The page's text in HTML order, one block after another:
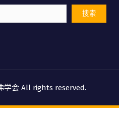
学会 All rights reserved.